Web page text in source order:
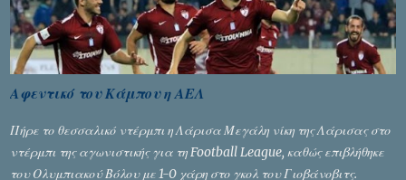
Αφεντικό του Κάμπου η ΑΕΛ
Πήρε το θεσσαλικό ντέρμπι η Λάρισα Μεγάλη νίκη της Λάρισας στο
ντέρμπι της αγωνιστικής για τη Football League, καθώς επιβλήθηκε
του Ολυμπιακού Βόλου με 1-0 χάρη στο γκολ του Γιοβάνοβιτς.